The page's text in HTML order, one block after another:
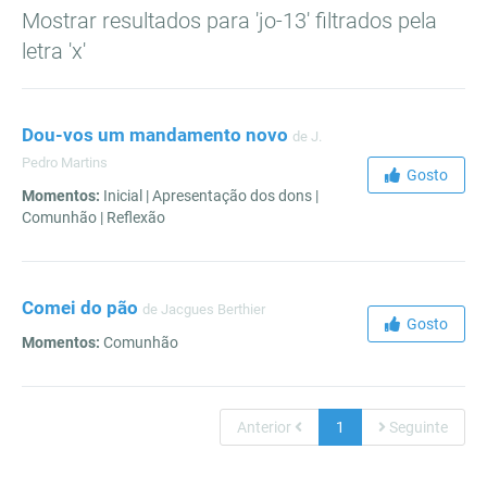
Mostrar resultados para 'jo-13' filtrados pela
letra 'x'
Dou-vos um mandamento novo de J.
Pedro Martins
Momentos: Inicial | Apresentação dos dons |
Comunhão | Reflexão
Gosto
Comei do pão de Jacgues Berthier
Momentos: Comunhão
Gosto
Anterior 1 Seguinte